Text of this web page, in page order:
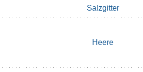
Salzgitter
Heere